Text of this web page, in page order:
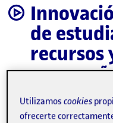
video
de
recursos
Utilizamoscookies
ofrecerte